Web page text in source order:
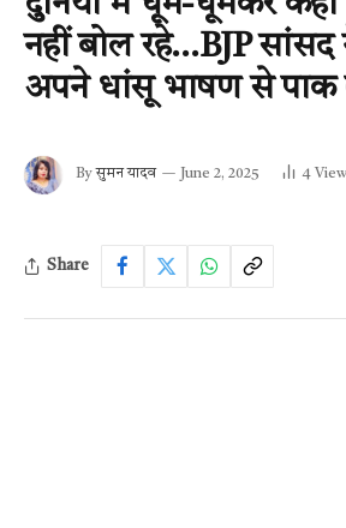
नहीं बोल रहे…BJP
अपने धांसू भाषण से पाक
By सुमन यादव June 2, 2025 4
Share